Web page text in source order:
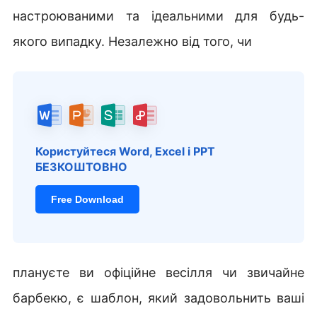
настроюваними та ідеальними для будь-
якого випадку. Незалежно від того, чи
Користуйтеся Word, Excel і PPT
БЕЗКОШТОВНО
Free Download
плануєте ви офіційне весілля чи звичайне
барбекю, є шаблон, який задовольнить ваші